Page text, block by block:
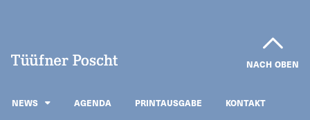
NACH OBEN
NEWS AGENDA PRINTAUSGABE
KONTAKT